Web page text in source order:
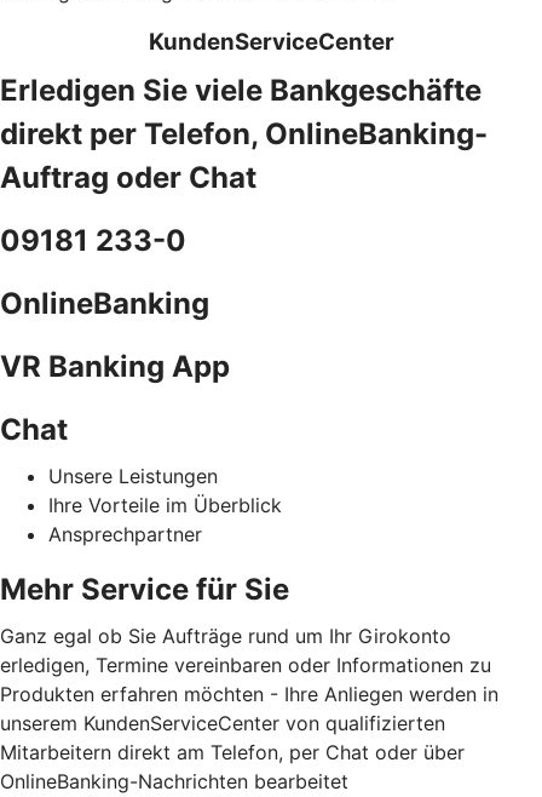
KundenServiceCenter
Erledigen Sie viele Bankgeschäfte
direkt per Telefon, OnlineBanking-
Auftrag oder Chat
09181 233-0
OnlineBanking
VR Banking App
Chat
Unsere Leistungen
Ihre Vorteile im Überblick
Ansprechpartner
Mehr Service für Sie
Ganz egal ob Sie Aufträge rund um Ihr Girokonto
erledigen, Termine vereinbaren oder Informationen zu
Produkten erfahren möchten - Ihre Anliegen werden in
unserem KundenServiceCenter von qualifizierten
Mitarbeitern direkt am Telefon, per Chat oder über
OnlineBanking-Nachrichten bearbeitet